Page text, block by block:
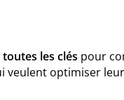
toutes les clés pour
veulent optimiser